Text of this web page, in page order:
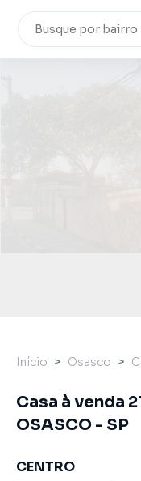
Início Osasco
Casa à venda
OSASCO - SP
CENTRO